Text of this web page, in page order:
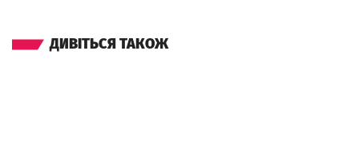
ДИВІТЬСЯ ТАКОЖ